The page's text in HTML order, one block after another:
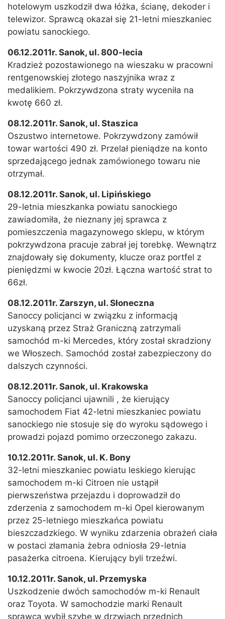
hotelowym uszkodził dwa łóżka, ścianę, dekoder i
telewizor. Sprawcą okazał się 21-letni mieszkaniec
powiatu sanockiego.
06.12.2011r. Sanok, ul. 800-lecia
Kradzież pozostawionego na wieszaku w pracowni
rentgenowskiej złotego naszyjnika wraz z
medalikiem. Pokrzywdzona straty wyceniła na
kwotę 660 zł.
08.12.2011r. Sanok, ul. Staszica
Oszustwo internetowe. Pokrzywdzony zamówił
towar wartości 490 zł. Przelał pieniądze na konto
sprzedającego jednak zamówionego towaru nie
otrzymał.
08.12.2011r. Sanok, ul. Lipińskiego
29-letnia mieszkanka powiatu sanockiego
zawiadomiła, że nieznany jej sprawca z
pomieszczenia magazynowego sklepu, w którym
pokrzywdzona pracuje zabrał jej torebkę. Wewnątrz
znajdowały się dokumenty, klucze oraz portfel z
pieniędzmi w kwocie 20zł. Łączna wartość strat to
66zł.
08.12.2011r. Zarszyn, ul. Słoneczna
Sanoccy policjanci w związku z informacją
uzyskaną przez Straż Graniczną zatrzymali
samochód m-ki Mercedes, który został skradziony
we Włoszech. Samochód został zabezpieczony do
dalszych czynności.
08.12.2011r. Sanok, ul. Krakowska
Sanoccy policjanci ujawnili , że kierujący
samochodem Fiat 42-letni mieszkaniec powiatu
sanockiego nie stosuje się do wyroku sądowego i
prowadzi pojazd pomimo orzeczonego zakazu.
10.12.2011r. Sanok, ul. K. Bony
32-letni mieszkaniec powiatu leskiego kierując
samochodem m-ki Citroen nie ustąpił
pierwszeństwa przejazdu i doprowadził do
zderzenia z samochodem m-ki Opel kierowanym
przez 25-letniego mieszkańca powiatu
bieszczadzkiego. W wyniku zdarzenia obrażeń ciała
w postaci złamania żebra odniosła 29-letnia
pasażerka citroena. Kierujący byli trzeźwi.
10.12.2011r. Sanok, ul. Przemyska
Uszkodzenie dwóch samochodów m-ki Renault
oraz Toyota. W samochodzie marki Renault
sprawca wybił szybę w drzwiach przednich